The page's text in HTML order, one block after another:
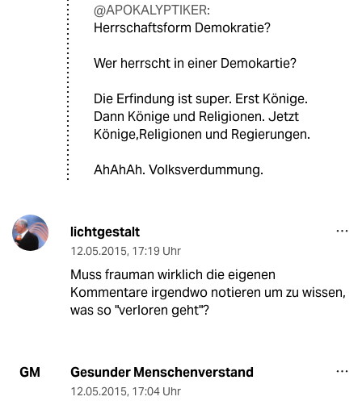
@APOKALYPTIKER:
Herrschaftsform Demokratie?
Wer herrscht in einer Demokartie?
Die Erfindung ist super. Erst Könige.
Dann Könige und Religionen. Jetzt
Könige,Religionen und Regierungen.
AhAhAh. Volksverdummung.
lichtgestalt
12.05.2015, 17:19 Uhr
Muss frauman wirklich die eigenen
Kommentare irgendwo notieren um zu wissen,
was so "verloren geht"?
GM Gesunder Menschenverstand
12.05.2015, 17:04 Uhr